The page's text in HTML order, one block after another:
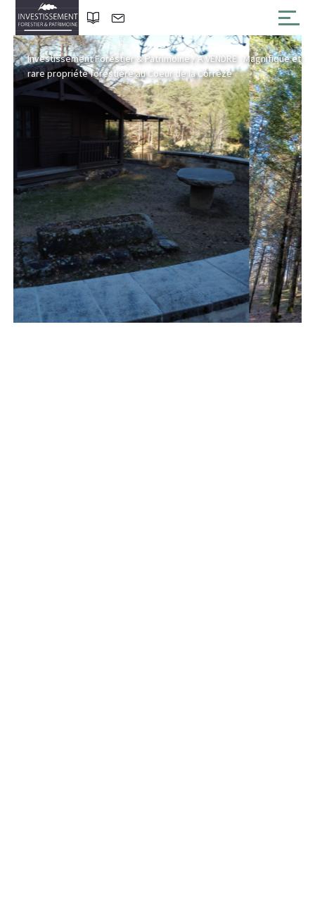
Investissement Forestier & Patrimoine/A VENDRE : Magnifique et
rare propriété forestière au Coeur de la Corrèze